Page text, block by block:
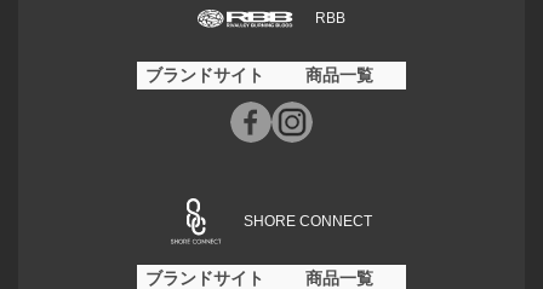
RBB
ブランドサイト 商品一覧
SHORE CONNECT
ブランドサイト 商品一覧